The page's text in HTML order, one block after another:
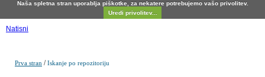
Naša spletna stran uporablja piškotke, za nekatere potrebujemo vašo privolitev.
Uredi privolitev...
Natisni
Prva stran /Iskanje po repozitoriju